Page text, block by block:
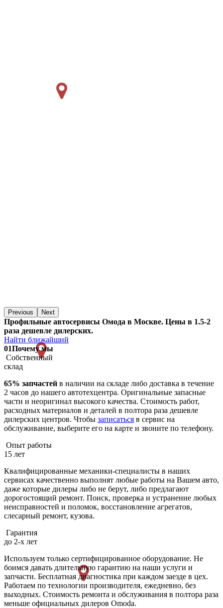
Previous Next
Профильные автосервисы Омода в Москве. Цены в 1.5-2
раза дешевле дилерских.
Найти ближайший
01Почему мы
Собственный
склад
65% запчастей в наличии на складе либо доставка в течение
2 часов до нашего автотехцентра. Оригинальные запасные
части и неоригинал высокого качества. Стоимость работ,
расходных материалов и деталей в полтора раза дешевле
дилерских центров. Чтобы записаться в сервис на
обслуживание, выберите его на карте и звоните по телефону.
Опыт работы
15 лет
Квалифицированные механики-специалисты в наших
сервисах качественно выполнят любые работы на Вашем авто,
даже которые дилеры либо не берут, либо предлагают
дорогостоящий ремонт. Поиск, проверка и устранение любых
неисправностей и поломок, восстановление агрегатов,
слесарный ремонт, кузова.
Гарантия
до 2-х лет
Используем только сертифицированное оборудование. Не
боимся давать длительную гарантию на наши услуги и
запчасти. Бесплатная диагностика при каждом заезде в цех.
Работаем по технологии производителя, ежедневно, без
выходных. Cтоимость ремонта и обслуживания в полтора раза
меньше официальных дилеров Omoda.